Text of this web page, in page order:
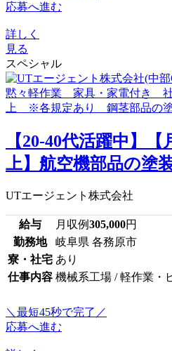
応募へ進む
詳しく
見る
スペシャル
【20-40代活躍中】
上】航空機部品の塗
UTエージェント株式会社
給与 月収例305,000円
勤務地
岐阜県 各務原市
寮・社宅 あり
仕事内容 機械系工場 / 軽作業・
＼最短45秒で完了／
応募へ進む